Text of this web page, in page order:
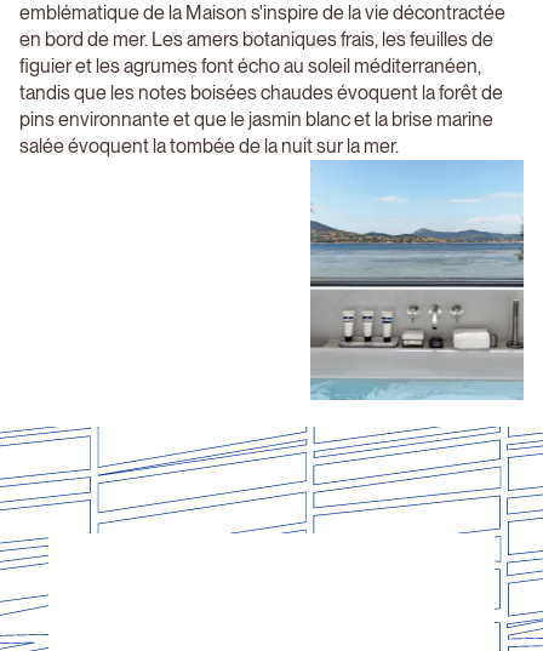
emblématique de la Maison s'inspire de la vie décontractée
en bord de mer. Les amers botaniques frais, les feuilles de
figuier et les agrumes font écho au soleil méditerranéen,
tandis que les notes boisées chaudes évoquent la forêt de
pins environnante et que le jasmin blanc et la brise marine
salée évoquent la tombée de la nuit sur la mer.